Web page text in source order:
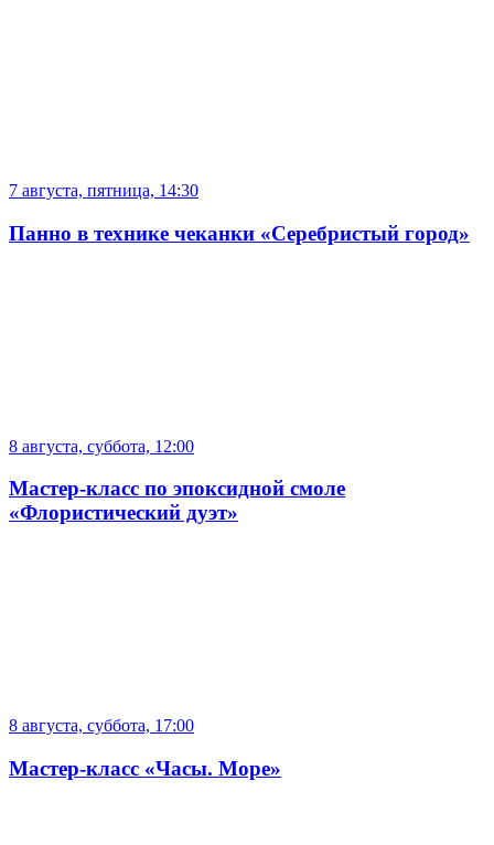
7 августа, пятница, 14:30
Панно в технике чеканки «Серебристый город»
8 августа, суббота, 12:00
Мастер-класс по эпоксидной смоле
«Флористический дуэт»
8 августа, суббота, 17:00
Мастер-класс «Часы. Море»